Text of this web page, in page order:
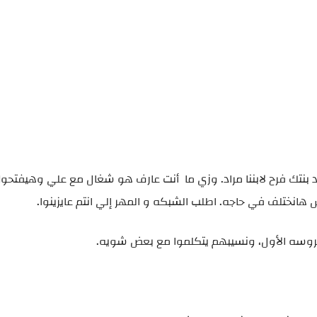
بنتك فرح لابننا مراد. وزي ما أنت عارف هو شغال مع علي
في حاجه. اطلب الشبكه و المهر إلي انتم عايزينوا.
الأول، ونسيبهم يتكلموا مع بعض شويه.